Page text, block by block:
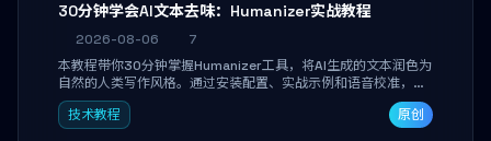
30分钟学会AI文本去味：Humanizer实战教程
2026-08-06
7
本教程带你30分钟掌握Humanizer工具，将AI生成的文本润色为
自然的人类写作风格。通过安装配置、实战示例和语音校准，让
你的内容告别AI痕迹，匹配个人写作习惯，适合内容创作者和技
术博主。
技术教程 原创